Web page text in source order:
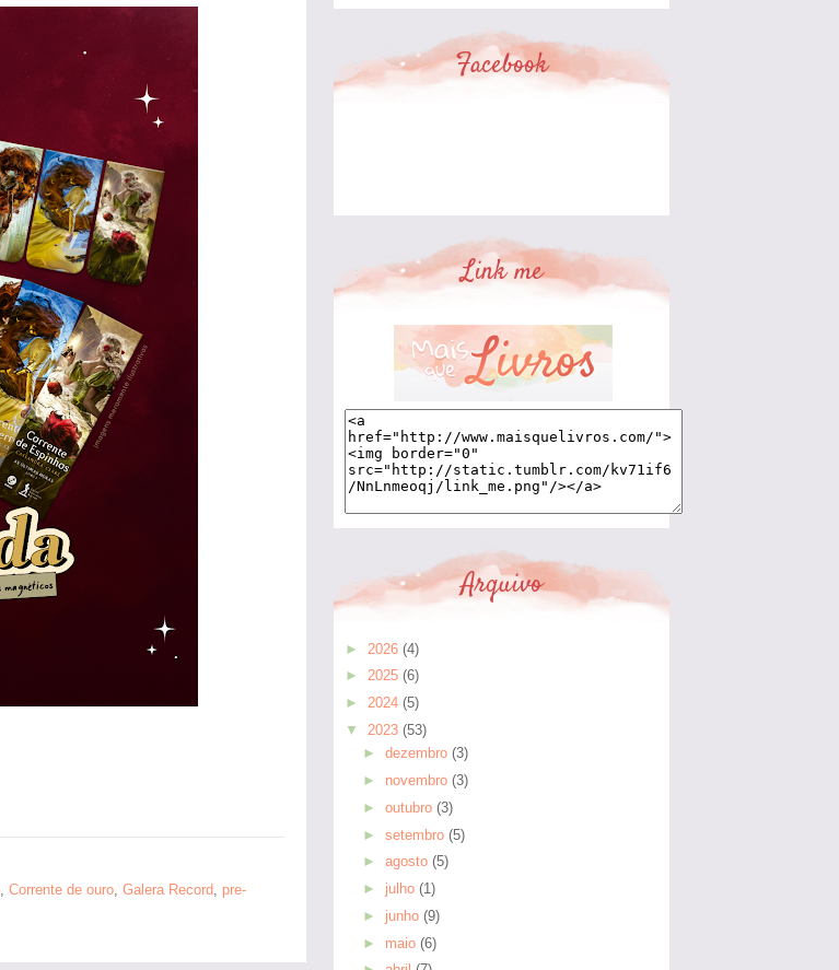
Corrente de ouro Galera Record pre-
Facebook
Link me
Arquivo
► 2026 (4)
► 2025 (6)
► 2024 (5)
▼
2023 (53)
► dezembro (3)
► novembro (3)
► outubro (3)
► setembro (5)
► agosto (5)
► julho (1)
► junho (9)
► maio (6)